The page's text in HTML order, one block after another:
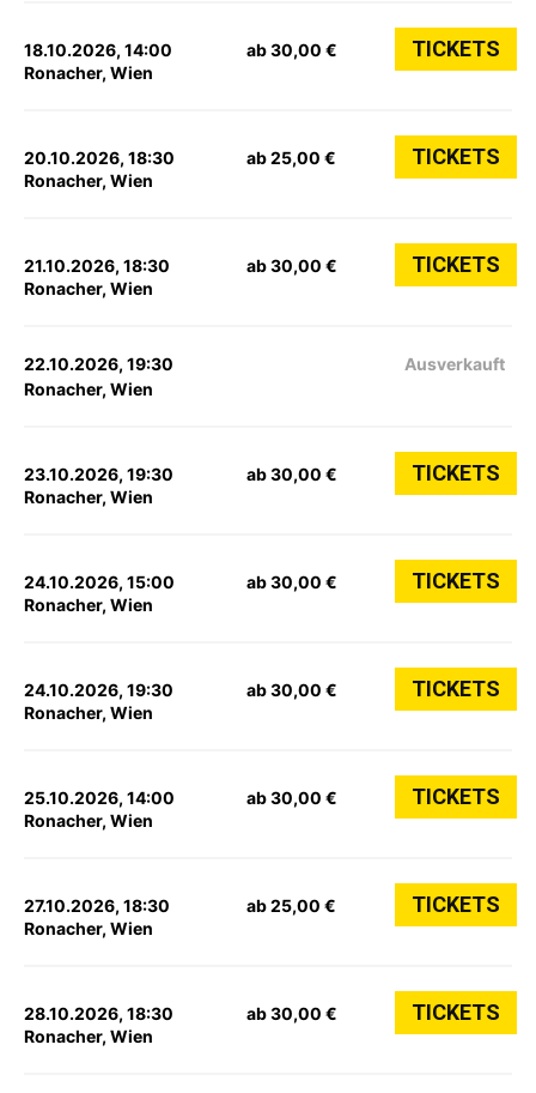
18.10.2026, 14:00
Ronacher, Wien
ab 30,00 € TICKETS
20.10.2026, 18:30
Ronacher, Wien
ab 25,00 € TICKETS
21.10.2026, 18:30
Ronacher, Wien
ab 30,00 € TICKETS
22.10.2026, 19:30
Ronacher, Wien
Ausverkauft
23.10.2026, 19:30
Ronacher, Wien
ab 30,00 € TICKETS
24.10.2026, 15:00
Ronacher, Wien
ab 30,00 € TICKETS
24.10.2026, 19:30
Ronacher, Wien
ab 30,00 € TICKETS
25.10.2026, 14:00
Ronacher, Wien
ab 30,00 € TICKETS
27.10.2026, 18:30
Ronacher, Wien
ab 25,00 € TICKETS
28.10.2026, 18:30
Ronacher, Wien
ab 30,00 € TICKETS